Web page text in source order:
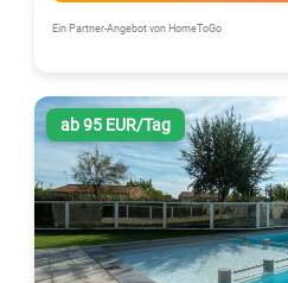
Ein Partner-Angebot von HomeToGo
ab 95 EUR/Tag